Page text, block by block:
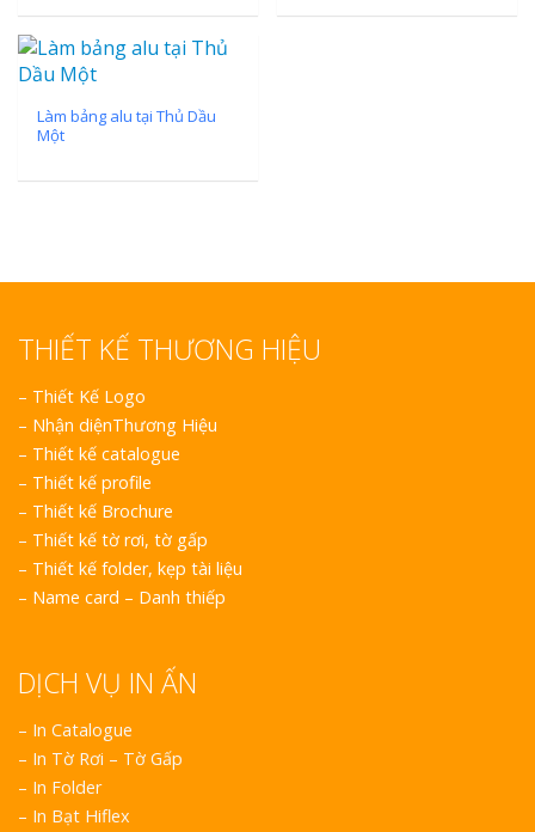
Làm bảng alu tại Thủ Dầu
Một
THIẾT KẾ THƯƠNG HIỆU
– Thiết Kế Logo
– Nhận diệnThương Hiệu
– Thiết kế catalogue
– Thiết kế profile
– Thiết kế Brochure
– Thiết kế tờ rơi, tờ gấp
– Thiết kế folder, kẹp tài liệu
– Name card – Danh thiếp
DỊCH VỤ IN ẤN
– In Catalogue
– In Tờ Rơi – Tờ Gấp
– In Folder
– In Bạt Hiflex